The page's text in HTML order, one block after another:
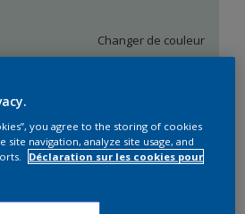
Changer de couleur
de peinture
Calculer
you agree to the storing of cookies
navigation, analyze site usage, and
Déclaration sur les cookies pour